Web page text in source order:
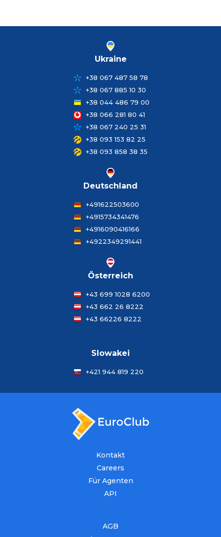
Ukraine
+38 067 487 58 78
+38 067 885 10 30
+38 044 486 79 00
+38 066 281 80 41
+38 067 240 25 31
+38 093 153 82 25
+38 093 858 38 35
Deutschland
+491622503600
+4915734341476
+4916090416166
+4922349291441
Österreich
+43 699 1028 6200
+43 662 26 8222
+43 66226 8222
Slowakei
+421 944 819 220
Kontakt
Careers
Für Agenten
API
AGB